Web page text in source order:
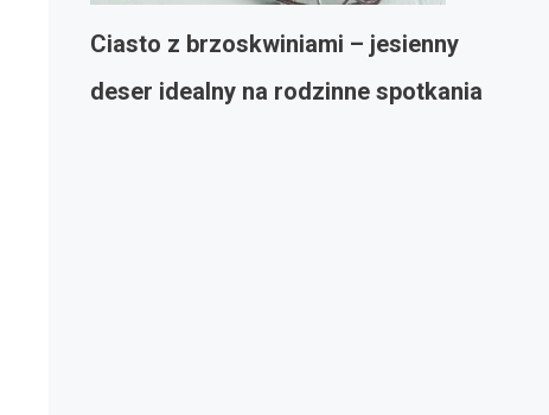
Ciasto z brzoskwiniami – jesienny
deser idealny na rodzinne spotkania